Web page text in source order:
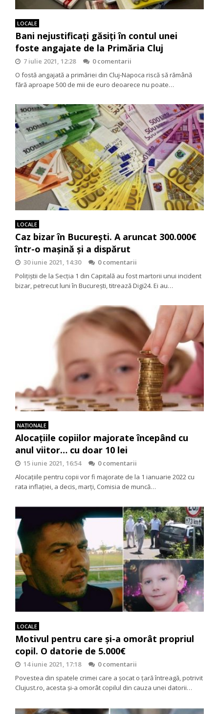
LOCALE
Bani nejustificați găsiți în contul unei
foste angajate de la Primăria Cluj
7 iulie 2021, 12:28
0 comentarii
O fostă angajată a primăriei din Cluj-Napoca riscă să rămână
fără aproape 500 de mii de euro deoarece nu poate…
LOCALE
Caz bizar în București. A aruncat 300.000€
într-o mașină și a dispărut
30 iunie 2021, 14:30
0 comentarii
Poliţiştii de la Secţia 1 din Capitală au fost martorii unui incident
bizar, petrecut luni în București, titrează Digi24. Ei au…
NAŢIONALE
Alocațiile copiilor majorate începând cu
anul viitor… cu doar 10 lei
15 iunie 2021, 16:54
0 comentarii
Alocațiile pentru copii vor fi majorate de la 1 ianuarie 2022 cu
rata inflaţiei, a decis, marți, Comisia de muncă…
LOCALE
Motivul pentru care și-a omorât propriul
copil. O datorie de 5.000€
14 iunie 2021, 17:18
0 comentarii
Povestea din spatele crimei care a șocat o țară întreagă, potrivit
Clujust.ro, acesta și-a omorât copilul din cauza unei datorii…